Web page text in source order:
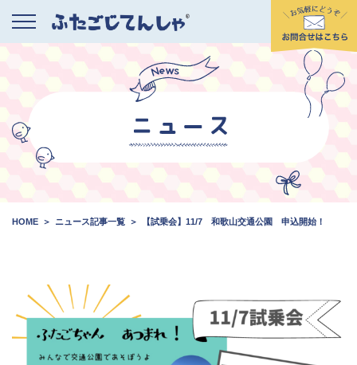
HOME ニュース記事一覧 【試乗会】11/7 和歌山交通公園 申込開始！